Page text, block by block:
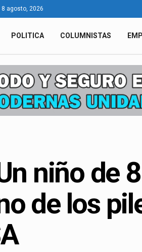
8 agosto, 2026
POLITICA COLUMNISTAS
niño de
de los